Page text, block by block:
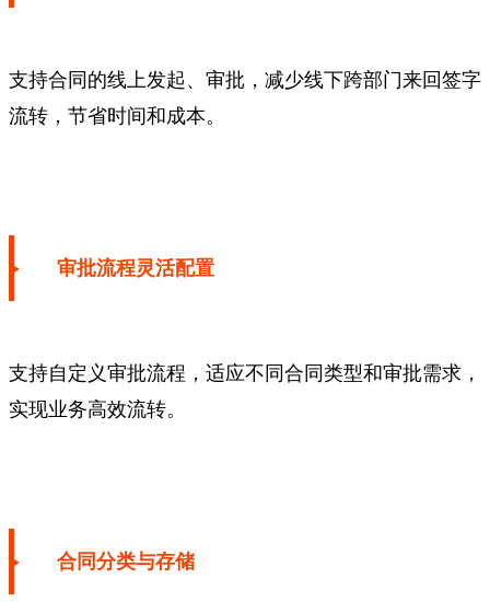
支持合同的线上发起、审批，减少线下跨部门来回签字
流转，节省时间和成本。
审批流程灵活配置
支持自定义审批流程，适应不同合同类型和审批需求，
实现业务高效流转。
合同分类与存储